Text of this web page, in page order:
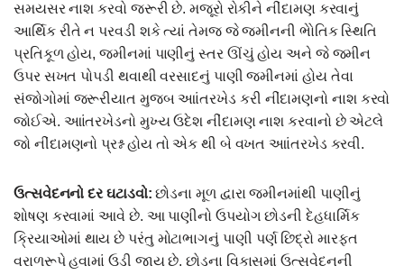
સમયસર નાશ કરવો જરૂરી છે. મજૂરો રોકીને નીંદામણ કરવાનું
આર્થિક રીતે ન પરવડી શકે ત્યાં તેમજ જે જમીનની ભેોતિક સ્થિતિ
પ્રતિકૂળ હોય, જમીનમાં પાણીનું સ્તર ઊંચું હોય અને જે જમીન
ઉપર સખત પોપડી થવાથી વરસાદનું પાણી જમીનમાં હોય તેવા
સંજોગોમાં જરૂરીયાત મુજબ આાંતરખેડ કરી નીંદામણનો નાશ કરવો
જોઈએ. આાંતરખેડનો મુખ્ય ઉદેશ નીંદામણ નાશ કરવાનો છે એટલે
જો નીંદામણનો પ્રશ્ન હોય તો એક થી બે વખત આાંતરખેડ કરવી.
ઉત્સવેદનનો દર ઘટાડવો: છોડના મૂળ દ્વારા જમીનમાંથી પાણીનું
શોષણ કરવામાં આવે છે. આ પાણીનો ઉપયોગ છોડની દેહધાર્મિક
ક્રિયાઓમાં થાય છે પરંતુ મોટાભાગનું પાણી પર્ણ છિદ્રો મારફત
વરાળરૂપે હવામાં ઉડી જાય છે. છોડના વિકાસમાં ઉત્સવેદનની